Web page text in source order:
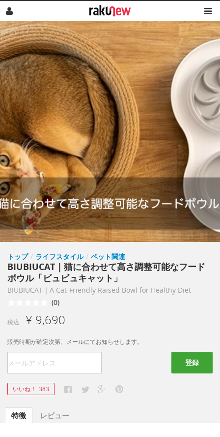
トップ / ライフスタイル / ペット関連
BIUBIUCAT｜猫に合わせて高さ調整可能なフード
ボウル「ビュビュキャット」
BIUBIUCAT｜A Cat-Friendly Raised Bowl for Healthy Diet
(0)
税込 ¥ 9,690
販売時期が確定次第、メールにてお知らせします。
登録
いいね！ 383
特徴 レビュー